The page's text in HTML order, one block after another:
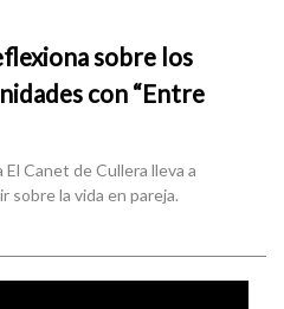
sobre los
con “Entre
Canet de Cullera lleva a
sobre la vida en pareja.